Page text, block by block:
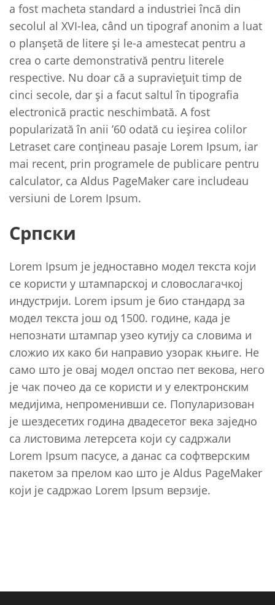
a fost macheta standard a industriei încă din
secolul al XVI-lea, când un tipograf anonim a luat
o planşetă de litere şi le-a amestecat pentru a
crea o carte demonstrativă pentru literele
respective. Nu doar că a supravieţuit timp de
cinci secole, dar şi a facut saltul în tipografia
electronică practic neschimbată. A fost
popularizată în anii ’60 odată cu ieşirea colilor
Letraset care conţineau pasaje Lorem Ipsum, iar
mai recent, prin programele de publicare pentru
calculator, ca Aldus PageMaker care includeau
versiuni de Lorem Ipsum.
Српски
Lorem Ipsum је једноставно модел текста који
се користи у штампарској и словослагачкој
индустрији. Lorem ipsum је био стандард за
модел текста још од 1500. године, када је
непознати штампар узео кутију са словима и
сложио их како би направио узорак књиге. Не
само што је овај модел опстао пет векова, него
је чак почео да се користи и у електронским
медијима, непроменивши се. Популаризован
је шездесетих година двадесетог века заједно
са листовима летерсета који су садржали
Lorem Ipsum пасусе, а данас са софтверским
пакетом за прелом као што је Aldus PageMaker
који је садржао Lorem Ipsum верзије.